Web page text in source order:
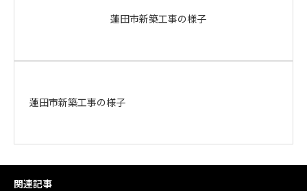
蓮田市新築工事の様子
蓮田市新築工事の様子
関連記事